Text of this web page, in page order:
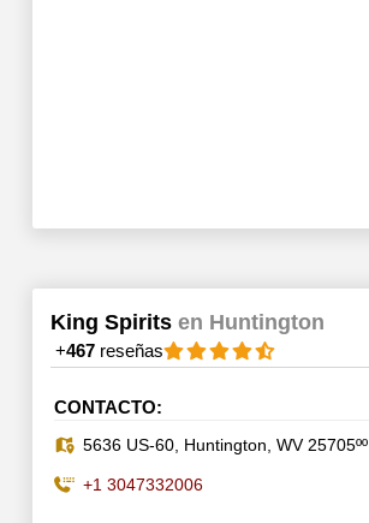
King Spirits en Huntington
+467reseñas
CONTACTO:
5636 US-60, Huntington, WV 25705ºº
+1 3047332006